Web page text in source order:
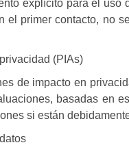
explícito para el uso
el primer contacto, no
(PIAs)
de impacto en
basadas en
si están